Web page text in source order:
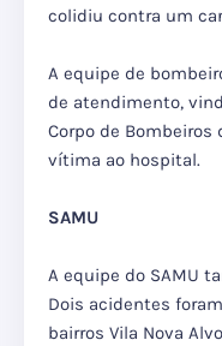
colidiu contra um
A equipe de
de atendimento,
Corpo de
vítima ao hospital.
SAMU
A equipe do SAMU
Dois acidentes
bairros Vila Nova